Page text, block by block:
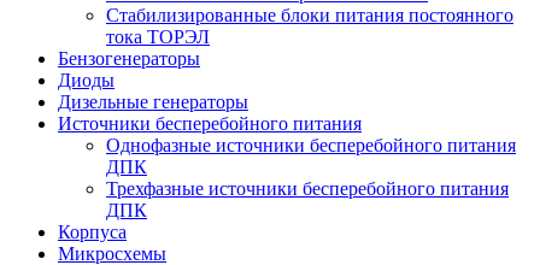
Стабилизированные блоки питания постоянного
тока ТОРЭЛ
Бензогенераторы
Диоды
Дизельные генераторы
Источники бесперебойного питания
Однофазные источники бесперебойного питания
ДПК
Трехфазные источники бесперебойного питания
ДПК
Корпуса
Микросхемы